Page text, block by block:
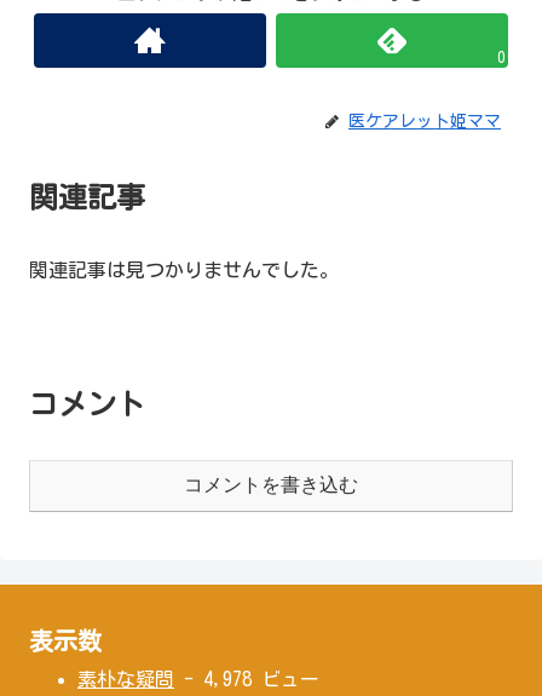
0
医ケアレット姫ママ
関連記事
関連記事は見つかりませんでした。
コメント
コメントを書き込む
表示数
素朴な疑問 - 4,978 ビュー